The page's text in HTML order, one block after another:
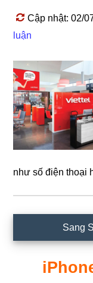
Cập nhật: 02/
luận
như số điện thoại
chính
Sang